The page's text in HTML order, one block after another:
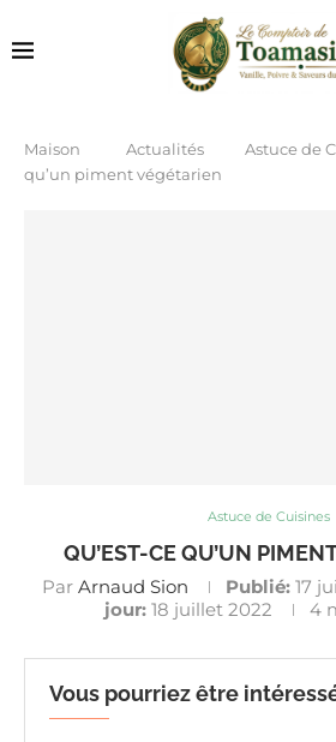
Maison Actualités Astuce de
qu’un piment végétarien
Astuce de Cuisines
QU’EST-CE QU’UN
Par Arnaud Sion Publié: 17
jour: 18 juillet 2022 4
Vous pourriez être